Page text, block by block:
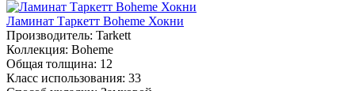
Ламинат Таркетт Boheme Хокни
Производитель: Tarkett
Коллекция: Boheme
Общая толщина: 12
Класс использования: 33